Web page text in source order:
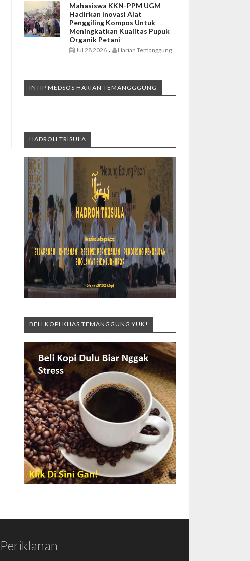
Mahasiswa KKN-PPM UGM
Hadirkan Inovasi Alat
Penggiling Kompos Untuk
Meningkatkan Kualitas Pupuk
Organik Petani
Jul 28 2026 - Harian Temanggung
INTIP MEDSOS HARIAN TEMANGGGUNG
HADROH TRISULA
BELI KOPI KHAS TEMANGGUNG YUK!
Periklanan